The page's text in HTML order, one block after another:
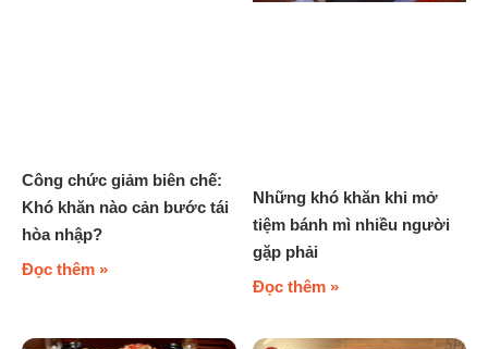
Công chức giảm biên chế:
Khó khăn nào cản bước tái
hòa nhập?
Đọc thêm »
Những khó khăn khi mở
tiệm bánh mì nhiều người
gặp phải
Đọc thêm »